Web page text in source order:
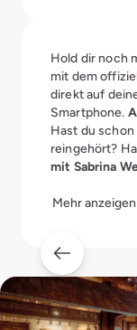
Hold dir noch
mit dem
direkt auf
Smartphone.
Hast du
reingehört?
mit Sabrina
Mehr anzeigen